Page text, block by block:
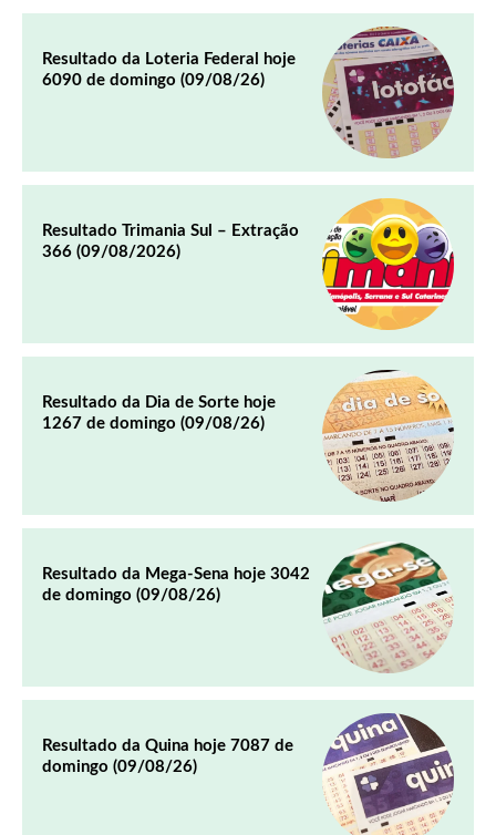
Resultado da Loteria Federal hoje
6090 de domingo (09/08/26)
Resultado Trimania Sul – Extração
366 (09/08/2026)
Resultado da Dia de Sorte hoje
1267 de domingo (09/08/26)
Resultado da Mega-Sena hoje 3042
de domingo (09/08/26)
Resultado da Quina hoje 7087 de
domingo (09/08/26)